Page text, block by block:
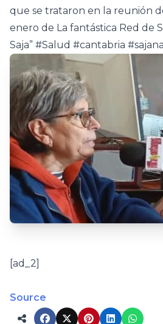
que se trataron en la reunión
enero de La fantástica Red de
Saja” #Salud #cantabria
[ad_2]
Source